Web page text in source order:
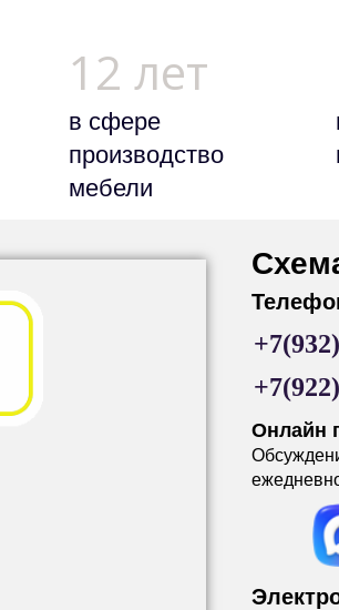
в сфере
производство
мебели
12 лет
Онлайн